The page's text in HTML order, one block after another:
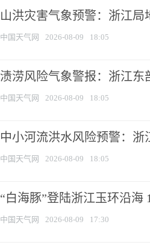
山洪灾害气象预警：浙江
中国天气网 2026-08-09 18:05
渍涝风险气象警报：浙江
中国天气网 2026-08-09 18:05
中小河流洪水风险预警：
中国天气网 2026-08-09 18:05
“白海豚”登陆浙江玉环沿海
中国天气网 2026-08-09 17:30